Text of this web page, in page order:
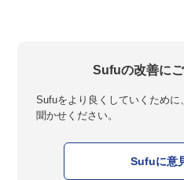
Sufuの改善に
Sufuをより良くしていくため
聞かせください。
Sufuに意